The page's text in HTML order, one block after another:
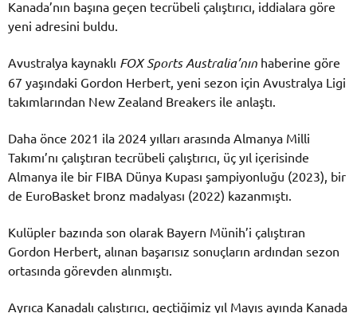
Kanada’nın başına geçen tecrübeli çalıştırıcı, iddialara göre
yeni adresini buldu.
Avustralya kaynaklı FOX Sports Australia’nın haberine göre
67 yaşındaki Gordon Herbert, yeni sezon için Avustralya Ligi
takımlarından New Zealand Breakers ile anlaştı.
Daha önce 2021 ila 2024 yılları arasında Almanya Milli
Takımı’nı çalıştıran tecrübeli çalıştırıcı, üç yıl içerisinde
Almanya ile bir FIBA Dünya Kupası şampiyonluğu (2023), bir
de EuroBasket bronz madalyası (2022) kazanmıştı.
Kulüpler bazında son olarak Bayern Münih’i çalıştıran
Gordon Herbert, alınan başarısız sonuçların ardından sezon
ortasında görevden alınmıştı.
Ayrıca Kanadalı çalıştırıcı, geçtiğimiz yıl Mayıs ayında Kanada